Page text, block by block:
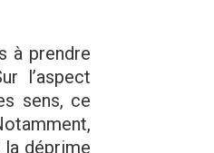
à prendre
l’aspect
sens, ce
déprime